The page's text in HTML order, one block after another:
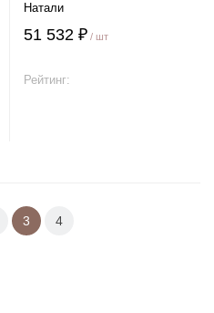
Натали
51 532 ₽ / шт
Рейтинг:
3 4